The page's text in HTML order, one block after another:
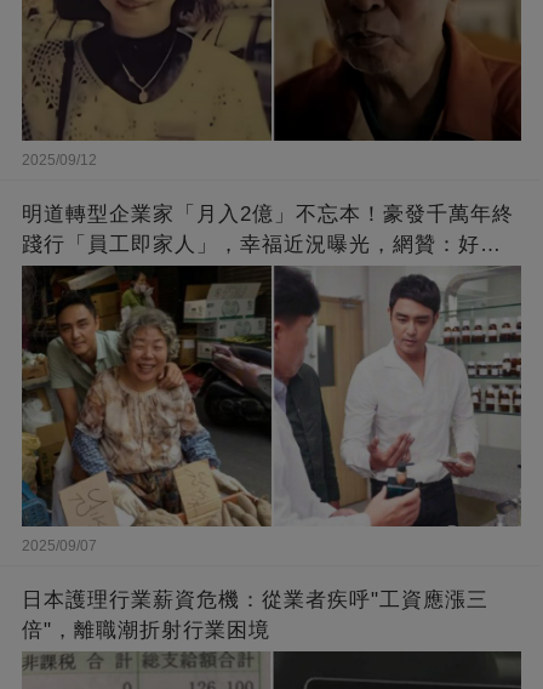
2025/09/12
明道轉型企業家「月入2億」不忘本！豪發千萬年終
踐行「員工即家人」，幸福近況曝光，網贊：好老
闆的福報
2025/09/07
日本護理行業薪資危機：從業者疾呼"工資應漲三
倍"，離職潮折射行業困境